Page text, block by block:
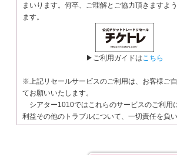
まいります。何卒、ご理解とご協力頂きますよ
ます。
▶ご利用ガイドは こちら
※上記リセールサービスのご利用は、お客様ご
てお願いいたします。
シアター1010ではこれらのサービスのご利用
利益その他のトラブルについて、一切責任を負い